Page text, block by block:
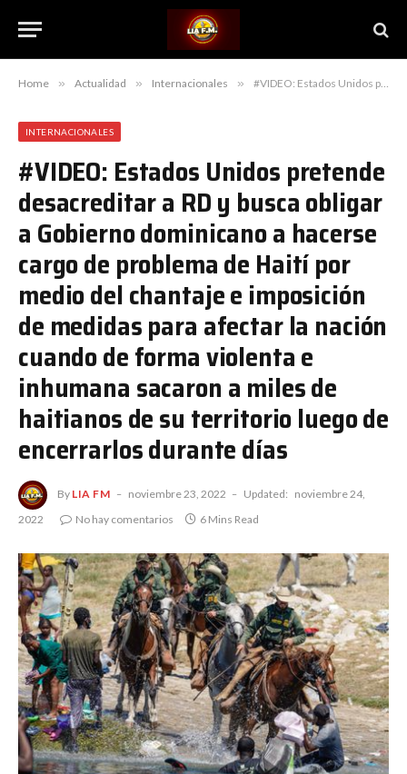
Home » Actualidad » Internacionales » #VIDEO: Estados Unidos pretende desacreditar a RD y busca obligar a Gobierno dominicano a hacerse cargo de problema de Haití por medio del chantaje e imposición de medidas para afectar la nación cuando de forma violenta e inhumana sacaron a miles de haitianos de su territorio luego de encerrarlos durante días
INTERNACIONALES
#VIDEO: Estados Unidos pretende
desacreditar a RD y busca obligar
a Gobierno dominicano a hacerse
cargo de problema de Haití por
medio del chantaje e imposición
de medidas para afectar la nación
cuando de forma violenta e
inhumana sacaron a miles de
haitianos de su territorio luego de
encerrarlos durante días
By LIA FM noviembre 23, 2022 Updated: noviembre 24,
2022
No hay comentarios 6 Mins Read